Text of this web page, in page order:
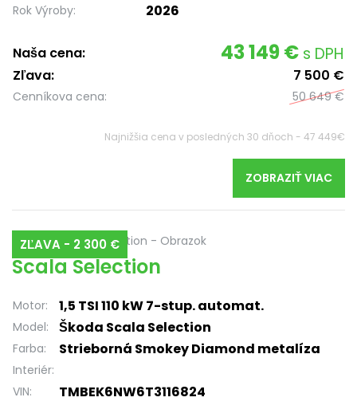
Rok Výroby: 2026
Naša cena: 43 149 € s DPH
Zľava: 7 500 €
Cenníkova cena: 50 649 €
Najnižšia cena v posledných 30 dňoch - 47 449€
ZOBRAZIŤ VIAC
ZĽAVA - 2 300 €
Scala Selection
Motor: 1,5 TSI 110 kW 7-stup. automat.
Model: Škoda Scala Selection
Farba: Strieborná Smokey Diamond metalíza
Interiér:
VIN:
TMBEK6NW6T3116824